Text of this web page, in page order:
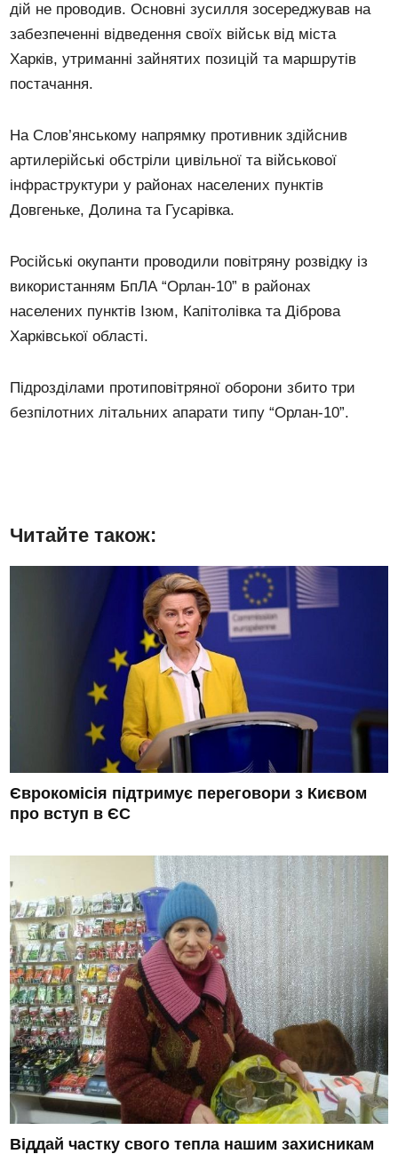
дій не проводив. Основні зусилля зосереджував на
забезпеченні відведення своїх військ від міста
Харків, утриманні зайнятих позицій та маршрутів
постачання.
На Слов’янському напрямку противник здійснив
артилерійські обстріли цивільної та військової
інфраструктури у районах населених пунктів
Довгеньке, Долина та Гусарівка.
Російські окупанти проводили повітряну розвідку із
використанням БпЛА “Орлан-10” в районах
населених пунктів Ізюм, Капітолівка та Діброва
Харківської області.
Підрозділами протиповітряної оборони збито три
безпілотних літальних апарати типу “Орлан-10”.
Читайте також:
Єврокомісія підтримує переговори з Києвом
про вступ в ЄС
Віддай частку свого тепла нашим захисникам